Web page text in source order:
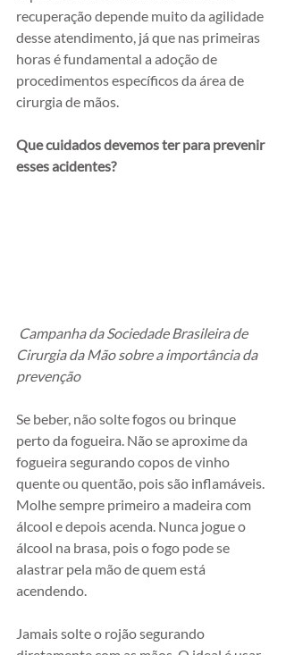
recuperação depende muito da agilidade
desse atendimento, já que nas primeiras
horas é fundamental a adoção de
procedimentos específicos da área de
cirurgia de mãos.
Que cuidados devemos ter para prevenir
esses acidentes?
Cirurgia da Mão sobre a importância da
prevenção
Se beber, não solte fogos ou brinque
perto da fogueira. Não se aproxime da
fogueira segurando copos de vinho
quente ou quentão, pois são inflamáveis.
Molhe sempre primeiro a madeira com
álcool e depois acenda. Nunca jogue o
álcool na brasa, pois o fogo pode se
alastrar pela mão de quem está
acendendo.
Jamais solte o rojão segurando